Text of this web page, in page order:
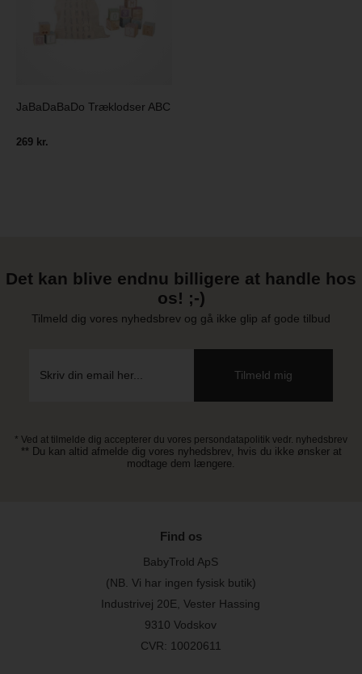
JaBaDaBaDo Træklodser ABC
269 kr.
Det kan blive endnu billigere at handle hos
os! ;-)
Tilmeld dig vores nyhedsbrev og gå ikke glip af gode tilbud
* Ved at tilmelde dig accepterer du vores persondatapolitik vedr. nyhedsbrev
** Du kan altid afmelde dig vores nyhedsbrev, hvis du ikke ønsker at
modtage dem længere.
Find os
BabyTrold ApS
(NB. Vi har ingen fysisk butik)
Industrivej 20E, Vester Hassing
9310 Vodskov
CVR: 10020611